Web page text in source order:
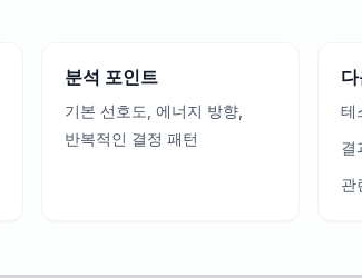
분석 포인트
기본 선호도, 에너지 방향,
반복적인 결정 패턴
테
결
관